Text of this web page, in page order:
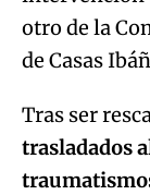
otro de la
de Casas
Tras ser
trasladados